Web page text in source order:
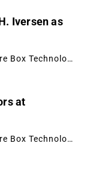
Iversen as
Adventure Box Technology
at
Adventure Box Technology